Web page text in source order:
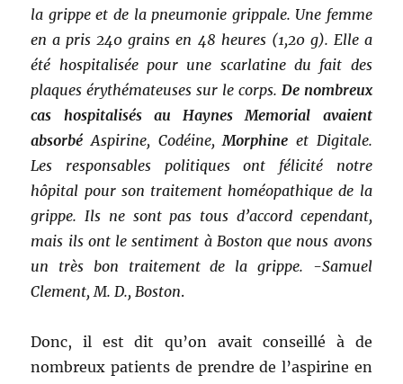
la grippe et de la pneumonie grippale. Une femme
en a pris 240 grains en 48 heures (1,20 g). Elle a
été hospitalisée pour une scarlatine du fait des
plaques érythémateuses sur le corps. De nombreux
cas hospitalisés au Haynes Memorial avaient
absorbéAspirine, Codéine,Morphine et Digitale.
Les responsables politiques ont félicité notre
hôpital pour son traitement homéopathique de la
grippe. Ils ne sont pas tous d’accord cependant,
mais ils ont le sentiment à Boston que nous avons
un très bon traitement de la grippe. -Samuel
Clement, M. D., Boston.
Donc, il est dit qu’on avait conseillé à de
nombreux patients de prendre de l’aspirine en